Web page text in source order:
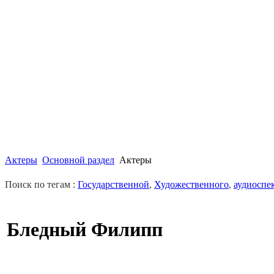
Актеры Основной раздел Актеры
Поиск по тегам : Государственной, Художественного,
Бледный Филипп